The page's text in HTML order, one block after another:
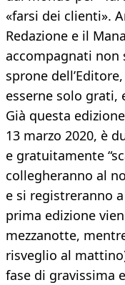
«farsi dei clienti».
Redazione e il
accompagnati non
sprone
esserne solo grati,
Già questa
13 marzo 2020, è
e gratuitamente
collegheranno al
e si registreranno
prima edizione
mezzanotte,
risveglio al
fase di gravissima